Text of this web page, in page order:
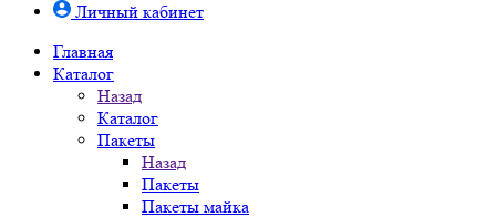
Личный кабинет
Главная
Каталог
Назад
Каталог
Пакеты
Назад
Пакеты
Пакеты майка